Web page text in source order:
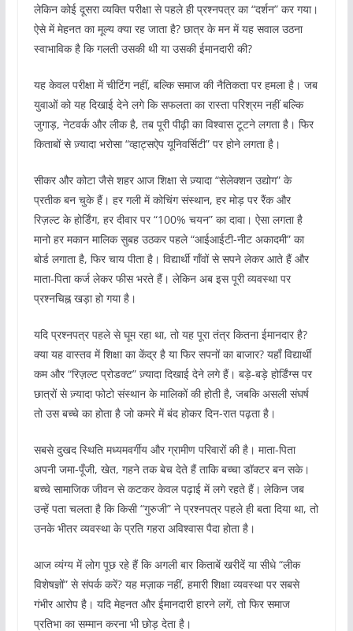
लेकिन कोई दूसरा व्यक्ति परीक्षा से पहले ही प्रश्नपत्र का “दर्शन” कर गया।
ऐसे में मेहनत का मूल्य क्या रह जाता है? छात्र के मन में यह सवाल उठना
स्वाभाविक है कि गलती उसकी थी या उसकी ईमानदारी की?
यह केवल परीक्षा में चीटिंग नहीं, बल्कि समाज की नैतिकता पर हमला है। जब
युवाओं को यह दिखाई देने लगे कि सफलता का रास्ता परिश्रम नहीं बल्कि
जुगाड़, नेटवर्क और लीक है, तब पूरी पीढ़ी का विश्वास टूटने लगता है। फिर
किताबों से ज़्यादा भरोसा “व्हाट्सऐप यूनिवर्सिटी” पर होने लगता है।
सीकर और कोटा जैसे शहर आज शिक्षा से ज़्यादा “सेलेक्शन उद्योग” के
प्रतीक बन चुके हैं। हर गली में कोचिंग संस्थान, हर मोड़ पर रैंक और
रिज़ल्ट के होर्डिंग, हर दीवार पर “100% चयन” का दावा। ऐसा लगता है
मानो हर मकान मालिक सुबह उठकर पहले “आईआईटी-नीट अकादमी” का
बोर्ड लगाता है, फिर चाय पीता है। विद्यार्थी गाँवों से सपने लेकर आते हैं और
माता-पिता कर्ज लेकर फीस भरते हैं। लेकिन अब इस पूरी व्यवस्था पर
प्रश्नचिह्न खड़ा हो गया है।
यदि प्रश्नपत्र पहले से घूम रहा था, तो यह पूरा तंत्र कितना ईमानदार है?
क्या यह वास्तव में शिक्षा का केंद्र है या फिर सपनों का बाजार? यहाँ विद्यार्थी
कम और “रिज़ल्ट प्रोडक्ट” ज़्यादा दिखाई देने लगे हैं। बड़े-बड़े होर्डिंग्स पर
छात्रों से ज़्यादा फोटो संस्थान के मालिकों की होती है, जबकि असली संघर्ष
तो उस बच्चे का होता है जो कमरे में बंद होकर दिन-रात पढ़ता है।
सबसे दुखद स्थिति मध्यमवर्गीय और ग्रामीण परिवारों की है। माता-पिता
अपनी जमा-पूँजी, खेत, गहने तक बेच देते हैं ताकि बच्चा डॉक्टर बन सके।
बच्चे सामाजिक जीवन से कटकर केवल पढ़ाई में लगे रहते हैं। लेकिन जब
उन्हें पता चलता है कि किसी “गुरुजी” ने प्रश्नपत्र पहले ही बता दिया था, तो
उनके भीतर व्यवस्था के प्रति गहरा अविश्वास पैदा होता है।
आज व्यंग्य में लोग पूछ रहे हैं कि अगली बार किताबें खरीदें या सीधे “लीक
विशेषज्ञों” से संपर्क करें? यह मज़ाक नहीं, हमारी शिक्षा व्यवस्था पर सबसे
गंभीर आरोप है। यदि मेहनत और ईमानदारी हारने लगें, तो फिर समाज
प्रतिभा का सम्मान करना भी छोड़ देता है।